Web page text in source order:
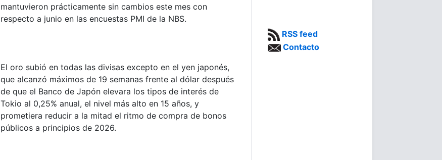
mantuvieron prácticamente sin cambios este mes con
respecto a junio en las encuestas PMI de la NBS.
El oro subió en todas las divisas excepto en el yen japonés,
que alcanzó máximos de 19 semanas frente al dólar después
de que el Banco de Japón elevara los tipos de interés de
Tokio al 0,25% anual, el nivel más alto en 15 años, y
prometiera reducir a la mitad el ritmo de compra de bonos
públicos a principios de 2026.
RSS feed
Contacto